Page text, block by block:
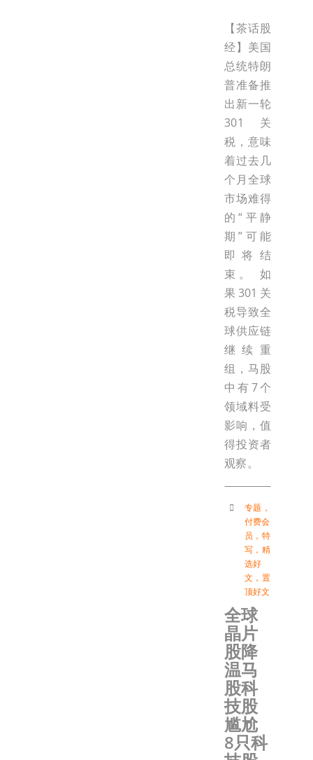
【茶话股
经】美国
总统特朗
普准备推
出新一轮
301关
税，意味
着过去几
个月全球
市场难得
的“平静
期”可能
即将结
束。 如
果301关
税导致全
球供应链
继续重
组，马股
中有7个
领域料受
影响，值
得投资者
观察。
专题 ，
付费会
员 ， 特
写 ， 精
选好
文 ， 置
顶好文
全球
晶片
股降
温马
股科
技股
尴尬
8只科